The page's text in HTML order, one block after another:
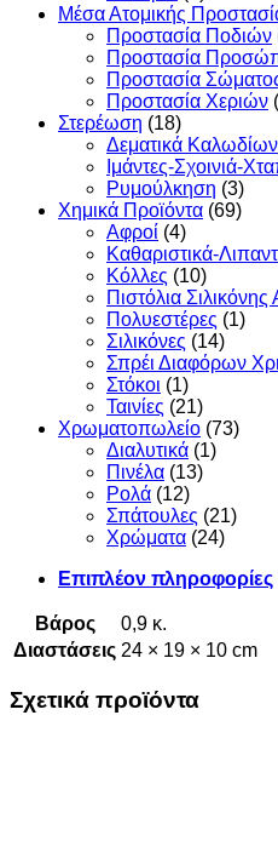
Μέσα Ατομικής
Προστασία Ποδιών
Προστασία
Προστασία
Προστασία Χεριών
Στερέωση (18)
Δεματικά Καλωδίων
Ιμάντες-Σχοινιά-
Ρυμούλκηση (3)
Χημικά Προϊόντα (69)
Αφροί (4)
Καθαριστικά-
Κόλλες (10)
Πιστόλια
Πολυεστέρες (1)
Σιλικόνες (14)
Σπρέι Διαφόρων
Στόκοι (1)
Ταινίες (21)
Χρωματοπωλείο (73)
Διαλυτικά (1)
Πινέλα (13)
Ρολά (12)
Σπάτουλες (21)
Χρώματα (24)
Επιπλέον πληροφορίες
Βάρος
0,9 κ.
Διαστάσεις 24 × 19 × 10 cm
Σχετικά προϊόντα